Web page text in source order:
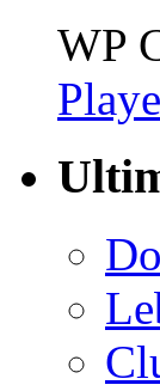
WP